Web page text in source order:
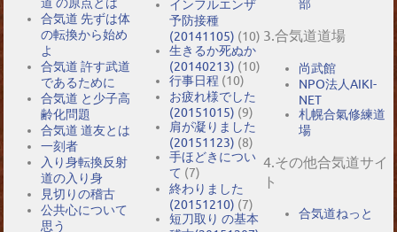
合気道 先ずは体
の転換から始め
よ
合気道 許す武道
であるために
合気道 と少子高
齢化問題
合気道 道友とは
一刻者
入り身転換反射
道の入り身
見切りの稽古
公共心について
思う
インフルエンザ
予防接種
(20141105) (10)
生きるか死ぬか
(20140213) (10)
行事日程 (10)
お疲れ様でした
(20151015) (9)
肩が凝りました
(20151123) (8)
手ほどきについ
て (7)
終わりました
(20151210) (7)
短刀取り の基本
部
3.合気道道場
尚武館
NPO法人AIKI-
NET
札幌合氣修練道
場
4.その他合気道サイ
ト
合気道ねっと